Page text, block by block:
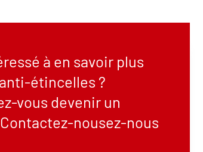
à en savoir plus
étincelles ?
vous devenir un
nousez-nous